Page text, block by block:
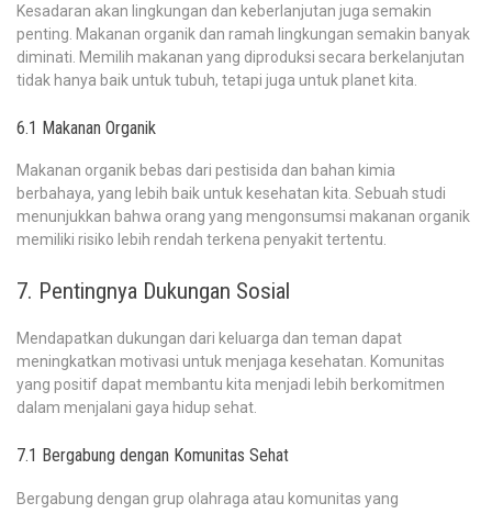
Kesadaran akan lingkungan dan keberlanjutan juga semakin
penting. Makanan organik dan ramah lingkungan semakin banyak
diminati. Memilih makanan yang diproduksi secara berkelanjutan
tidak hanya baik untuk tubuh, tetapi juga untuk planet kita.
6.1 Makanan Organik
Makanan organik bebas dari pestisida dan bahan kimia
berbahaya, yang lebih baik untuk kesehatan kita. Sebuah studi
menunjukkan bahwa orang yang mengonsumsi makanan organik
memiliki risiko lebih rendah terkena penyakit tertentu.
7. Pentingnya Dukungan Sosial
Mendapatkan dukungan dari keluarga dan teman dapat
meningkatkan motivasi untuk menjaga kesehatan. Komunitas
yang positif dapat membantu kita menjadi lebih berkomitmen
dalam menjalani gaya hidup sehat.
7.1 Bergabung dengan Komunitas Sehat
Bergabung dengan grup olahraga atau komunitas yang